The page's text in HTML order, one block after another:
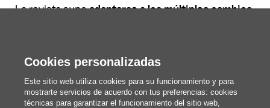
La revista supoadaptarse a los múltiples cambios
plataformas de juego. Con el tiempo también
cambió de formato, diseño y periodicidad,
añadiendo nuevas secciones que incluían guías
Cookies personalizadas
Este sitio web utiliza cookies para su funcionamiento y para
mostrarte servicios de acuerdo con tus preferencias: cookies
técnicas para garantizar el funcionamiento del sitio web,